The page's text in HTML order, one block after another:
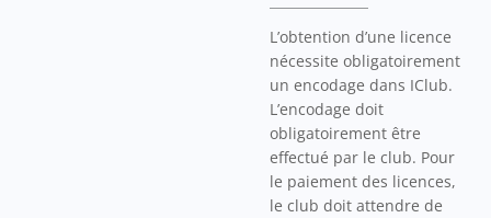
L’obtention d’une licence
nécessite obligatoirement
un encodage dans IClub.
L’encodage doit
obligatoirement être
effectué par le club. Pour
le paiement des licences,
le club doit attendre de